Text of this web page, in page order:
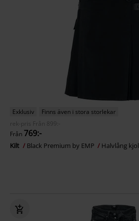
Exklusiv
Finns även i stora storlekar
rek-pris
Från 899:-
Från 769:-
Kilt Black Premium by EMP Halvlång kjol